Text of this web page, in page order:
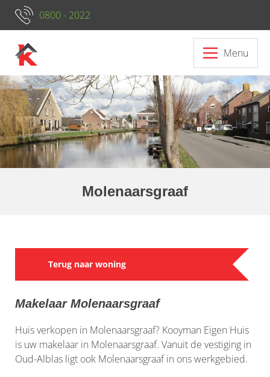
0800 - 2022
Menu
Molenaarsgraaf
Terug naar woning
Makelaar Molenaarsgraaf
Huis verkopen in Molenaarsgraaf? Kooyman Eigen Huis
is uw makelaar in Molenaarsgraaf. Vanuit de vestiging in
Oud-Alblas ligt ook Molenaarsgraaf in ons werkgebied.